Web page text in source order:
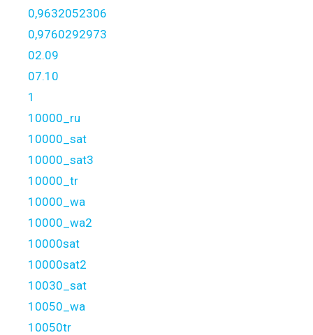
0,9632052306
0,9760292973
02.09
07.10
1
10000_ru
10000_sat
10000_sat3
10000_tr
10000_wa
10000_wa2
10000sat
10000sat2
10030_sat
10050_wa
10050tr